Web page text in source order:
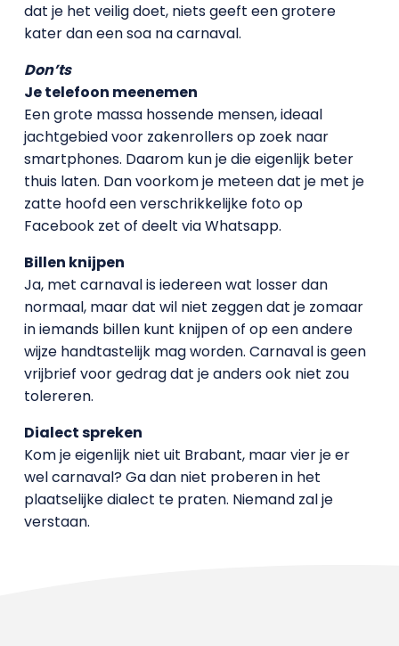
dat je het veilig doet, niets geeft een grotere
kater dan een soa na carnaval.
Don’ts
Je telefoon meenemen
Een grote massa hossende mensen, ideaal
jachtgebied voor zakenrollers op zoek naar
smartphones. Daarom kun je die eigenlijk beter
thuis laten. Dan voorkom je meteen dat je met je
zatte hoofd een verschrikkelijke foto op
Facebook zet of deelt via Whatsapp.
Billen knijpen
Ja, met carnaval is iedereen wat losser dan
normaal, maar dat wil niet zeggen dat je zomaar
in iemands billen kunt knijpen of op een andere
wijze handtastelijk mag worden. Carnaval is geen
vrijbrief voor gedrag dat je anders ook niet zou
tolereren.
Dialect spreken
Kom je eigenlijk niet uit Brabant, maar vier je er
wel carnaval? Ga dan niet proberen in het
plaatselijke dialect te praten. Niemand zal je
verstaan.